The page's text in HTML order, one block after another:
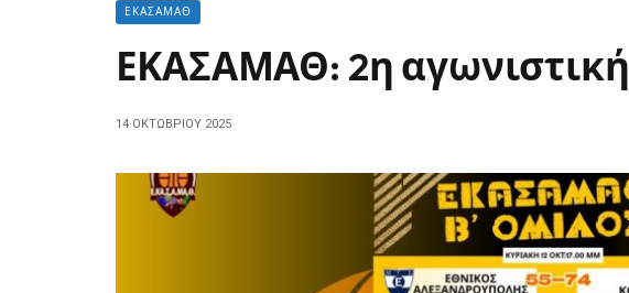
ΕΚΑΣΑΜΑΘ
ΕΚΑΣΑΜΑΘ: 2η αγωνιστική
14 ΟΚΤΩΒΡΊΟΥ 2025